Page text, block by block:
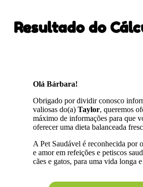
Resultado do
Olá Bárbara!
Obrigado por dividir conosco
valiosas do(a)Taylor, queremos
máximo de informações para que
oferecer uma dieta balanceada
A Pet Saudável é reconhecida por
e amor em refeições e petiscos
cães e gatos, para uma vida longa